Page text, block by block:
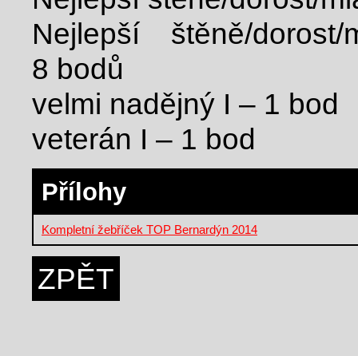
Nejlepší štěně/
8 bodů
velmi nadějný I – 1 bod
veterán I – 1 bod
Přílohy
Kompletní žebříček TOP Bernardýn 2014
ZPĚT